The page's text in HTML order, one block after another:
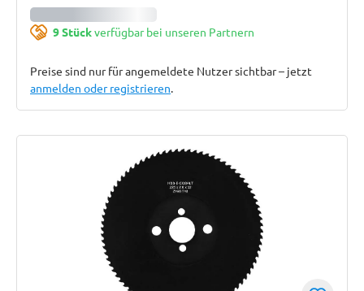
9 Stückverfügbar bei unseren Partnern
Preise sind nur für angemeldete Nutzer sichtbar – jetzt
anmelden oder registrieren.